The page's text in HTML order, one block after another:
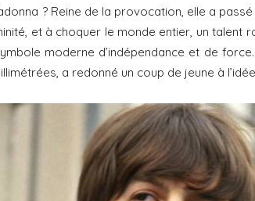
? Reine de la provocation, elle a
et à choquer le monde entier, un talent
moderne d’indépendance et de
a redonné un coup de jeune à